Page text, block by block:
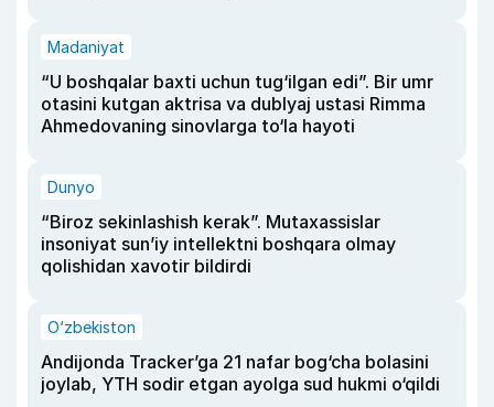
Madaniyat
“U boshqalar baxti uchun tug‘ilgan edi”. Bir umr
otasini kutgan aktrisa va dublyaj ustasi Rimma
Ahmedovaning sinovlarga to‘la hayoti
Dunyo
“Biroz sekinlashish kerak”. Mutaxassislar
insoniyat sun’iy intellektni boshqara olmay
qolishidan xavotir bildirdi
O‘zbekiston
Andijonda Tracker’ga 21 nafar bog‘cha bolasini
joylab, YTH sodir etgan ayolga sud hukmi o‘qildi